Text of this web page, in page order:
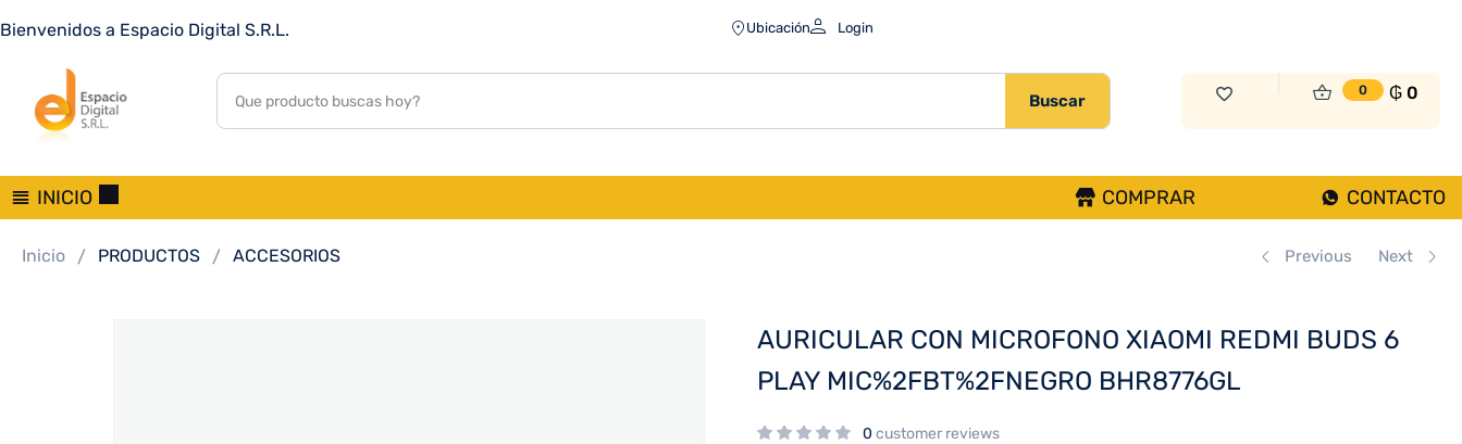
Bienvenidos a Espacio Digital S.R.L. Ubicación Login
Buscar
0 ₲0
INICIO CONTACTO
COMPRAR
Inicio PRODUCTOS ACCESORIOS Previous Next
AURICULAR CON MICROFONO XIAOMI REDMI BUDS 6 PLAY MIC%2FBT%2FNEGRO BHR8776GL
AURICULAR CON MICROFONO XIAOMI REDMI BUDS 6
PLAY MIC%2FBT%2FNEGRO BHR8776GL
0 customer reviews